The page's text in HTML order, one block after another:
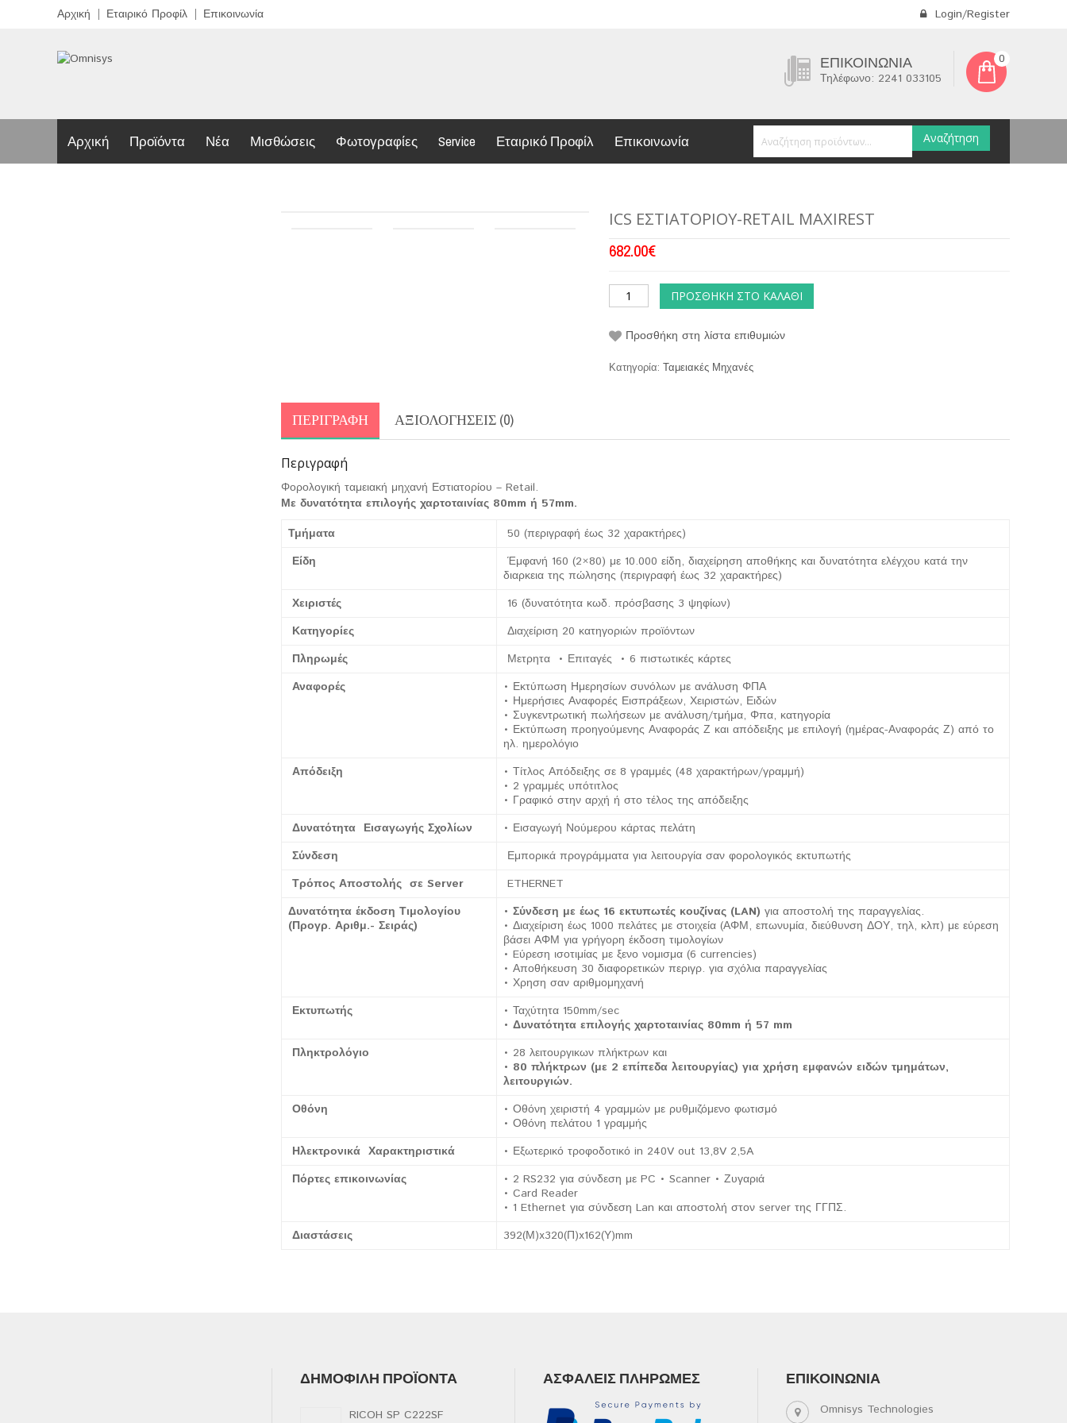
Αρχική Εταιρικό Προφίλ Επικοινωνία Login/Register
ΕΠΙΚΟΙΝΩΝΊΑ
Τηλέφωνο: 2241 033105
0
Αρχική Προϊόντα Νέα Μισθώσεις Φωτογραφίες Service Εταιρικό Προφίλ Επικοινωνία Αναζήτηση
ICS ΕΣΤΙΑΤΟΡΙΟΥ-RETAIL MAXIREST
682.00€
ΠΡΟΣΘΉΚΗ ΣΤΟ ΚΑΛΆΘΙ
Προσθήκη στη λίστα επιθυμιών
Κατηγορία:Ταμειακές Μηχανές
ΠΕΡΙΓΡΑΦΉ ΑΞΙΟΛΟΓΉΣΕΙΣ (0)
Περιγραφή
Φορολογική ταμειακή μηχανή Εστιατορίου – Retail.
Με δυνατότητα επιλογής χαρτοταινίας 80mm ή 57mm.
Τμήματα
50 (περιγραφή έως 32 χαρακτήρες)
Είδη
Έμφανή 160 (2×80) με 10.000 είδη, διαχείρηση αποθήκης και δυνατότητα ελέγχου κατά την
διαρκεια της πώλησης (περιγραφή έως 32 χαρακτήρες)
Χειριστές
16 (δυνατότητα κωδ. πρόσβασης 3 ψηφίων)
Κατηγορίες
Διαχείριση 20 κατηγοριών προϊόντων
Πληρωμές
Μετρητα • Επιταγές • 6 πιστωτικές κάρτες
Αναφορές
• Εκτύπωση Ημερησίων συνόλων με ανάλυση ΦΠΑ
• Ημερήσιες Αναφορές Εισπράξεων, Χειριστών, Ειδών
• Συγκεντρωτική πωλήσεων με ανάλυση/τμήμα, Φπα, κατηγορία
• Εκτύπωση προηγούμενης Αναφοράς Ζ και απόδειξης με επιλογή (ημέρας-Αναφοράς Ζ) από το
ηλ. ημερολόγιο
Απόδειξη
• Τίτλος Απόδειξης σε 8 γραμμές (48 χαρακτήρων/γραμμή)
• 2 γραμμές υπότιτλος
• Γραφικό στην αρχή ή στο τέλος της απόδειξης
Δυνατότητα Εισαγωγής Σχολίων
• Εισαγωγή Νούμερου κάρτας πελάτη
Σύνδεση
Εμπορικά προγράμματα για λειτουργία σαν φορολογικός εκτυπωτής
Τρόπος Αποστολής σε Server
ETHERNET
Δυνατότητα έκδοση Τιμολογίου
(Προγρ. Αριθμ.- Σειράς)
• Σύνδεση με έως 16 εκτυπωτές κουζίνας (LAN) για αποστολή της παραγγελίας.
• Διαχείριση έως 1000 πελάτες με στοιχεία (ΑΦΜ, επωνυμία, διεύθυνση ΔΟΥ, τηλ, κλπ) με εύρεση
βάσει ΑΦΜ για γρήγορη έκδοση τιμολογίων
• Eύρεση ισοτιμίας με ξενο νομισμα (6 currencies)
• Αποθήκευση 30 διαφορετικών περιγρ. για σχόλια παραγγελίας
• Χρηση σαν αριθμομηχανή
Εκτυπωτής
• Ταχύτητα 150mm/sec
• Δυνατότητα επιλογής χαρτοταινίας 80mm ή 57 mm
Πληκτρολόγιο
• 28 λειτουργικων πλήκτρων και
• 80 πλήκτρων (με 2 επίπεδα λειτουργίας) για χρήση εμφανών ειδών τμημάτων,
λειτουργιών.
Οθόνη
• Οθόνη χειριστή 4 γραμμών με ρυθμιζόμενο φωτισμό
• Οθόνη πελάτου 1 γραμμής
Ηλεκτρονικά Χαρακτηριστικά
• Εξωτερικό τροφοδοτικό in 240V out 13,8V 2,5A
Πόρτες επικοινωνίας
• 2 RS232 για σύνδεση με PC • Scanner • Ζυγαριά
• Card Reader
• 1 Ethernet για σύνδεση Lan και αποστολή στον server της ΓΓΠΣ.
Διαστάσεις
392(Μ)x320(Π)x162(Υ)mm
ΔΗΜΟΦΙΛΉ ΠΡΟΪΌΝΤΑ
RICOH SP C222SF
ΑΣΦΑΛΕΊΣ ΠΛΗΡΩΜΈΣ ΕΠΙΚΟΙΝΩΝΊΑ
Omnisys Technologies